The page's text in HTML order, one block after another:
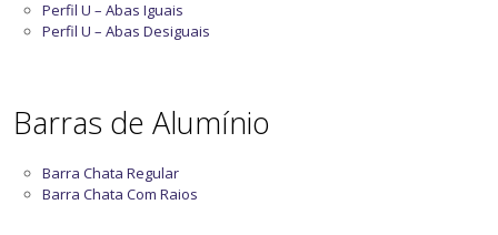
Perfil U – Abas Iguais
Perfil U – Abas Desiguais
Barras de Alumínio
Barra Chata Regular
Barra Chata Com Raios